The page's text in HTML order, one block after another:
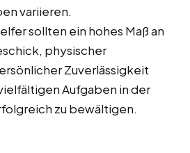
variieren.
sollten ein hohes Maß an
physischer
Zuverlässigkeit
Aufgaben in der
zu bewältigen.